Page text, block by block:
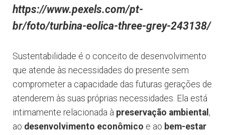
https://www.pexels.com/pt-
br/foto/turbina-eolica-three-grey-243138/
Sustentabilidade é o conceito de desenvolvimento
que atende às necessidades do presente sem
comprometer a capacidade das futuras gerações de
atenderem às suas próprias necessidades. Ela está
intimamente relacionada à preservação ambiental ,
ao desenvolvimento econômico e ao bem-estar